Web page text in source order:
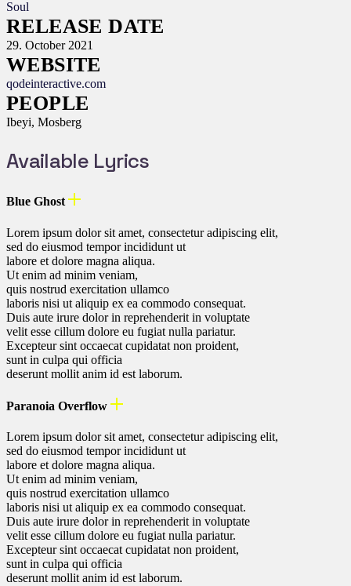
Soul
RELEASE DATE
29. October 2021
WEBSITE
qodeinteractive.com
PEOPLE
Ibeyi, Mosberg
Available Lyrics
Blue Ghost
Lorem ipsum dolor sit amet, consectetur adipiscing elit,
sed do eiusmod tempor incididunt ut
labore et dolore magna aliqua.
Ut enim ad minim veniam,
quis nostrud exercitation ullamco
laboris nisi ut aliquip ex ea commodo consequat.
Duis aute irure dolor in reprehenderit in voluptate
velit esse cillum dolore eu fugiat nulla pariatur.
Excepteur sint occaecat cupidatat non proident,
sunt in culpa qui officia
deserunt mollit anim id est laborum.
Paranoia Overflow
Lorem ipsum dolor sit amet, consectetur adipiscing elit,
sed do eiusmod tempor incididunt ut
labore et dolore magna aliqua.
Ut enim ad minim veniam,
quis nostrud exercitation ullamco
laboris nisi ut aliquip ex ea commodo consequat.
Duis aute irure dolor in reprehenderit in voluptate
velit esse cillum dolore eu fugiat nulla pariatur.
Excepteur sint occaecat cupidatat non proident,
sunt in culpa qui officia
deserunt mollit anim id est laborum.